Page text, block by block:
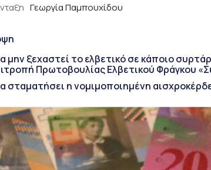
Γεωργία Παμπουχίδου
μην ξεχαστεί το ελβετικό σε κάποιο
Πρωτοβουλίας Ελβετικού Φράγκου
σταματήσει η νομιμοποιημένη